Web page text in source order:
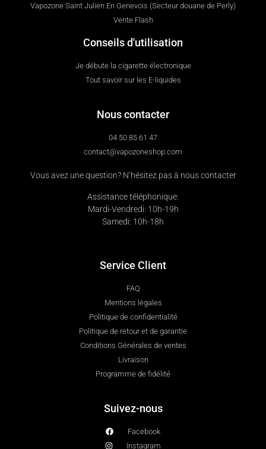
Vapozone Saint Julien En Genevois (Secteur douane de Perly)
Vente Flash
Conseils d'utilisation
Je débute la cigarette électronique
Tout savoir sur les E-liquides
Nous contacter
04 50 85 61 47
contact@vapozoneshop.com
Vous avez une question? N’hésitez pas à nous contacter
Assistance téléphonique:
Mardi-Vendredi: 10h-19h
Samedi: 10h-18h
Service Client
FAQ
Mentions légales
Politique de confidentialité
Politique de retour et de garantie
Conditions Générales de ventes
Livraison
Programme de fidélité
Suivez-nous
Facebook
Instagram